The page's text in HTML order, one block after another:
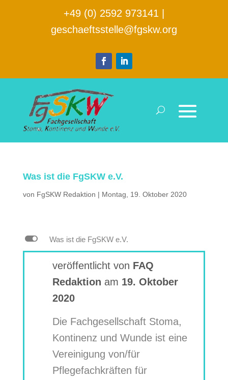
+49 (0) 2592 973141
geschaeftsstelle@fgskw.org
Was ist die FgSKW e.V.
von FgSKW Redaktion | Montag, 19. Oktober 2020
L Was ist die FgSKW e.V.
veröffentlicht von FAQ
Redaktion am 19. Oktober
2020
Die Fachgesellschaft Stoma,
Kontinenz und Wunde ist eine
Vereinigung von/für
Pflegefachkräften für